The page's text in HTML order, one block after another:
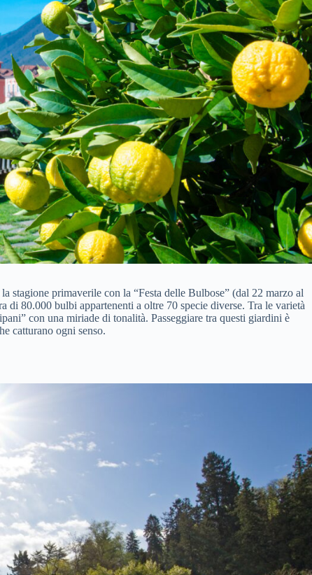
primaverile con la “Festa delle Bulbose” (dal 22 marzo al
80.000 bulbi appartenenti a oltre 70 specie diverse. Tra le varietà
con una miriade di tonalità. Passeggiare tra questi giardini è
catturano ogni senso.